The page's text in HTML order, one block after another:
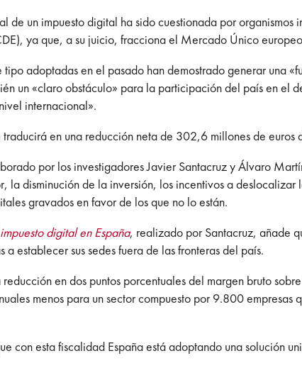
de un impuesto digital ha sido cuestionada por
ya que, a su juicio, fracciona el Mercado Único
adoptadas en el pasado han demostrado generar una
un «claro obstáculo» para la participación del país en el
internacional».
traducirá en una reducción neta de 302,6 millones de
por los investigadores Javier Santacruz y Álvaro
la disminución de la inversión, los incentivos a
gravados en favor de los que no lo están.
digital en España, realizado por Santacruz, añade
establecer sus sedes fuera de las fronteras del país.
en dos puntos porcentuales del margen bruto
menos para un sector compuesto por 9.800
con esta fiscalidad España está adoptando una solución